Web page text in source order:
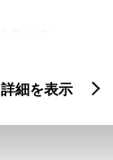
詳細を表示クルマ情報